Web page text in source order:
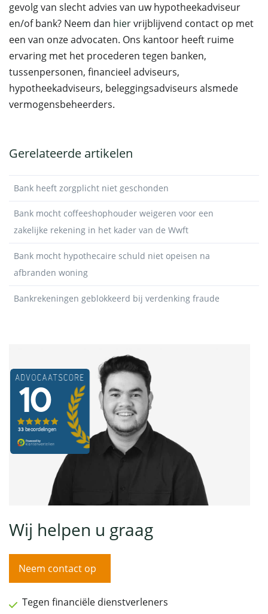
gevolg van slecht advies van uw hypotheekadviseur
en/of bank? Neem dan hiervrijblijvend contact op met
een van onze advocaten. Ons kantoor heeft ruime
ervaring met het procederen tegen banken,
tussenpersonen, financieel adviseurs,
hypotheekadviseurs, beleggingsadviseurs alsmede
vermogensbeheerders.
Gerelateerde artikelen
Bank heeft zorgplicht niet geschonden
Bank mocht coffeeshophouder weigeren voor een
zakelijke rekening in het kader van de Wwft
Bank mocht hypothecaire schuld niet opeisen na
afbranden woning
Bankrekeningen geblokkeerd bij verdenking fraude
Wij helpen u graag
Neem contact op
Tegen financiële dienstverleners